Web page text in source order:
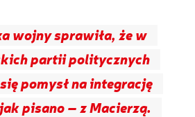
wojny sprawiła, że w
partii politycznych
pomysł na integrację
pisano – z Macierzą.